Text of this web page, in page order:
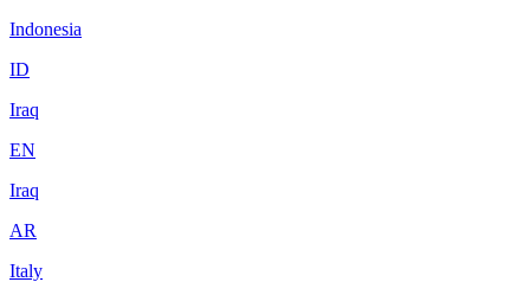
Indonesia
ID
Iraq
EN
Iraq
AR
Italy